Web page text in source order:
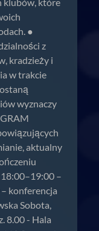
klubów, które
●
z
kradzieży i
w trakcie
wyznaczy
aktualny
–
konferencja
Sobota,
8.00 - Hala